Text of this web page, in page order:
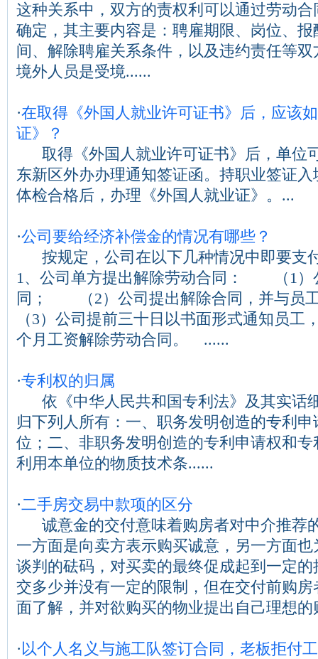
这种关系中，双方的责权利可以通过劳动
确定，其主要内容是：聘雇期限、岗位、
间、解除聘雇关系条件，以及违约责任等
境外人员是受境......
·在取得《外国人就业许可证书》后，应该
证》？
取得《外国人就业许可证书》后，单位
东新区外办办理通知签证函。持职业签证
体检合格后，办理《外国人就业证》。...
·公司要给经济补偿金的情况有哪些？
按规定，公司在以下几种情况中即要
1、公司单方提出解除劳动合同： （1）
同； （2）公司提出解除合同，并与
（3）公司提前三十日以书面形式通知员工
个月工资解除劳动合同。 ......
·专利权的归属
依《中华人民共和国专利法》及其实话
归下列人所有：一、职务发明创造的专利
位；二、非职务发明创造的专利申请权和
利用本单位的物质技术条......
·二手房交易中款项的区分
诚意金的交付意味着购房者对中介推荐
一方面是向卖方表示购买诚意，另一方面
谈判的砝码，对买卖的最终促成起到一定
交多少并没有一定的限制，但在交付前购
面了解，并对欲购买的物业提出自己理想的
· 以个人名义与施工队签订合同，老板拒付